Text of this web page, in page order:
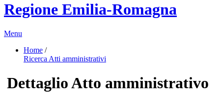
Regione Emilia-Romagna
Menu
Home /
Ricerca Atti amministrativi
Dettaglio Atto amministrativo